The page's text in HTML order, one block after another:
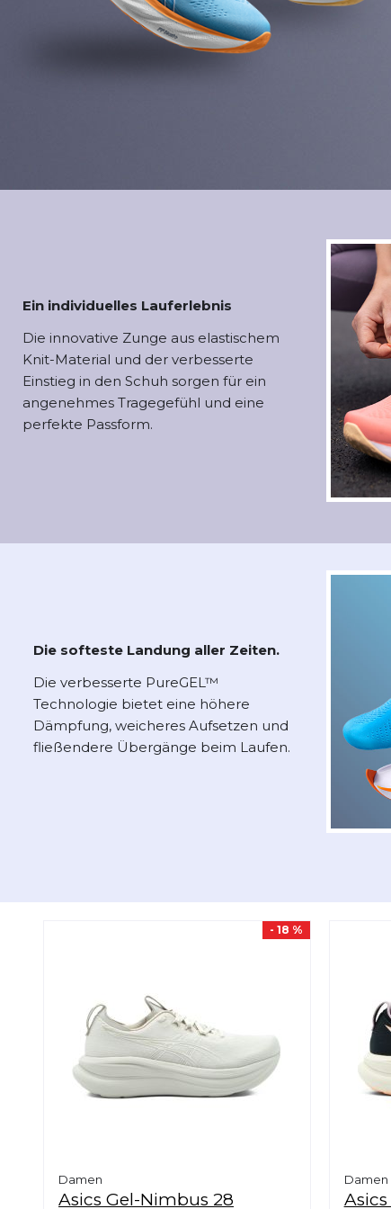
Ein individuelles Lauferlebnis
Die innovative Zunge aus elastischem
Knit-Material und der verbesserte
Einstieg in den Schuh sorgen für ein
angenehmes Tragegefühl und eine
perfekte Passform.
Die softeste Landung aller Zeiten.
Die verbesserte PureGEL™
Technologie bietet eine höhere
Dämpfung, weicheres Aufsetzen und
fließendere Übergänge beim Laufen.
- 18 %
Damen
Asics Gel-Nimbus 28
Damen
Asics